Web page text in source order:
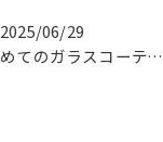
2025/06/29
初めてのガラスコーティング 絶対失敗しない為の『６か条』